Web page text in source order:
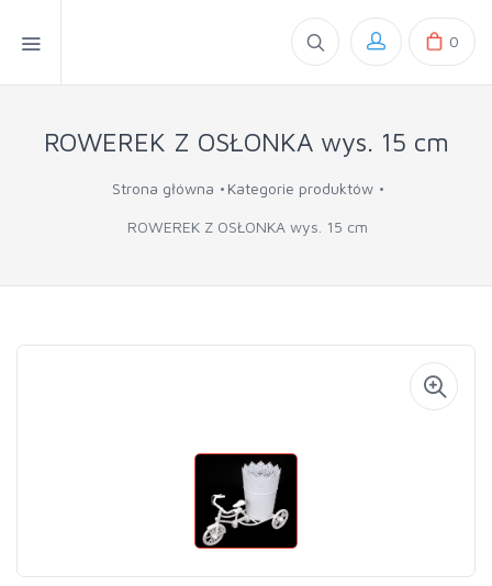
0
ROWEREK Z OSŁONKA wys. 15 cm
Strona główna Kategorie produktów
ROWEREK Z OSŁONKA wys. 15 cm